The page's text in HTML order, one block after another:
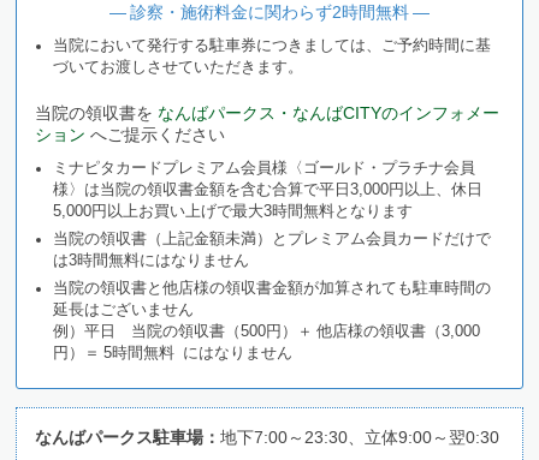
― 診察・施術料金に関わらず2時間無料 ―
当院において発行する駐車券につきましては、ご予約時間に基
づいてお渡しさせていただきます。
当院の領収書を なんばパークス・なんばCITYのインフォメー
ション へご提示ください
ミナピタカードプレミアム会員様〈ゴールド・プラチナ会員
様〉は当院の領収書金額を含む合算で平日3,000円以上、休日
5,000円以上お買い上げで最大3時間無料となります
当院の領収書（上記金額未満）とプレミアム会員カードだけで
は3時間無料にはなりません
当院の領収書と他店様の領収書金額が加算されても駐車時間の
延長はございません
例）平日 当院の領収書（500円）＋ 他店様の領収書（3,000
円）＝ 5時間無料 にはなりません
なんばパークス駐車場：地下7:00～23:30、立体9:00～翌0:30